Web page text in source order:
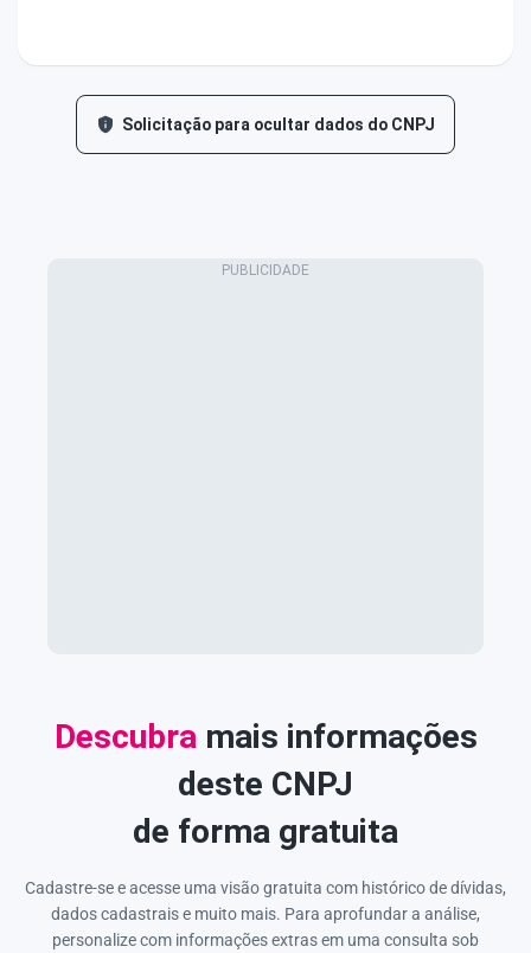
Solicitação para ocultar dados do CNPJ
Descubra mais informações
deste CNPJ
de forma gratuita
Cadastre-se e acesse uma visão gratuita com histórico de dívidas,
dados cadastrais e muito mais. Para aprofundar a análise,
personalize com informações extras em uma consulta sob